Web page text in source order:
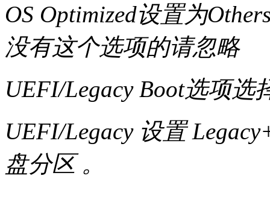
OS Optimized设置为
没有这个选项的请忽略
UEFI/Legacy Boot选项选
UEFI/Legacy 设置
盘分区 。